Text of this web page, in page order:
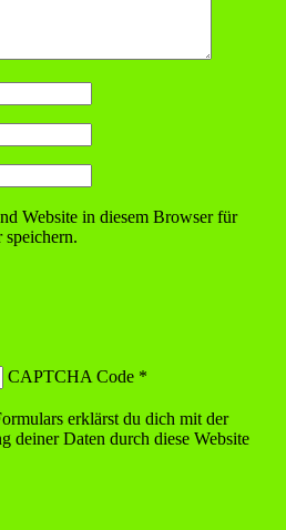
Website in diesem Browser für
speichern.
CAPTCHA Code *
erklärst du dich mit der
deiner Daten durch diese Website